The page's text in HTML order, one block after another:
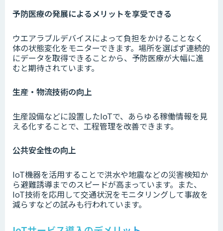
予防医療の発展によるメリットを享受できる
ウエアラブルデバイスによって負担をかけることなく
体の状態変化をモニターできます。場所を選ばず連続的
にデータを取得できることから、予防医療が大幅に進
むと期待されています。
生産・物流技術の向上
生産設備などに設置したIoTで、あらゆる稼働情報を見
える化することで、工程管理を改善できます。
公共安全性の向上
IoT機器を活用することで洪水や地震などの災害検知か
ら避難誘導までのスピードが高まっています。また、
IoT技術を応用して交通状況をモニタリングして事故を
減らすなどの試みも行われています。